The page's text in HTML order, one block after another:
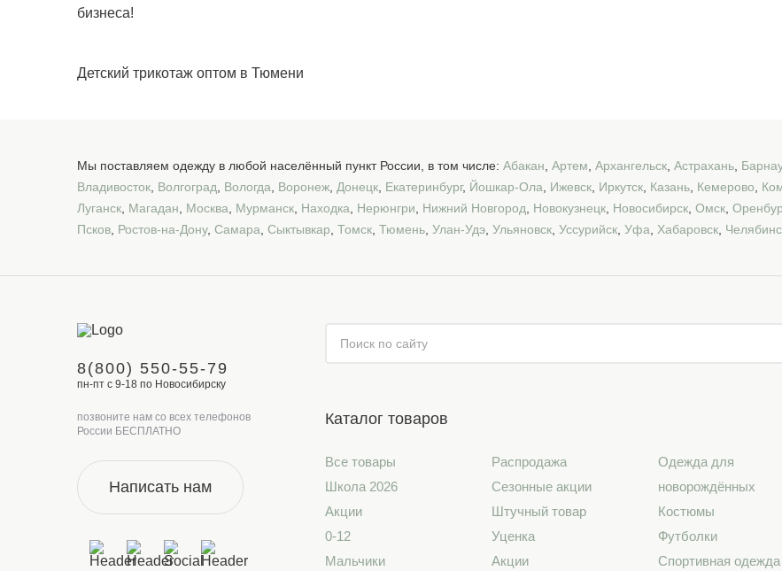
бизнеса!
Детский трикотаж оптом в Тюмени
Мы поставляем одежду в любой населённый пункт России, в том числе: Абакан Артем Архангельск Астрахань
Владивосток Волгоград Вологда Воронеж Донецк Екатеринбург, Йошкар-Ола Ижевск Иркутск Казань Кемерово
Луганск Магадан Москва Мурманск Находка Нерюнгри Нижний Новгород Новокузнецк Новосибирск Омск
Псков Ростов-на-Дону, Самара Сыктывкар Томск Тюмень Улан-Удэ Ульяновск Уссурийск Уфа Хабаровск
8(800) 550-55-79
пн-пт с 9-18 по Новосибирску
позвоните нам со всех телефонов
России БЕСПЛАТНО
Написать нам
Каталог товаров
Все товары
Школа 2026
Акции
0-12
Мальчики
Распродажа
Сезонные акции
Штучный товар
Уценка
Акции
Одежда для
новорождённых
Костюмы
Футболки
Спортивная одежда